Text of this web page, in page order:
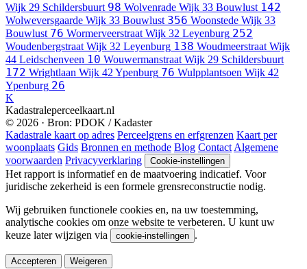
Wijk 29 Schildersbuurt 98 Wolvenrade Wijk 33 Bouwlust 142
Wolweversgaarde Wijk 33 Bouwlust 356 Woonstede Wijk 33
Bouwlust 76 Wormerveerstraat Wijk 32 Leyenburg 252
Woudenbergstraat Wijk 32 Leyenburg 138 Woudmeerstraat Wijk
44 Leidschenveen 10 Wouwermanstraat Wijk 29 Schildersbuurt
172 Wrightlaan Wijk 42 Ypenburg 76 Wulpplantsoen Wijk 42
Ypenburg 26
K
Kadastraleperceelkaart.nl
© 2026 · Bron: PDOK / Kadaster
Kadastrale kaart op adres Perceelgrens en erfgrenzen Kaart per
woonplaats Gids Bronnen en methode Blog ContactAlgemene
voorwaarden Privacyverklaring Cookie-instellingen
Het rapport is informatief en de maatvoering indicatief. Voor
juridische zekerheid is een formele grensreconstructie nodig.
Wij gebruiken functionele cookies en, na uw toestemming,
analytische cookies om onze website te verbeteren. U kunt uw
keuze later wijzigen via
cookie-instellingen .
Accepteren Weigeren